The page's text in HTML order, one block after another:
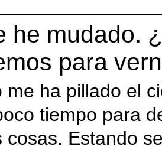
he mudado.
para
me ha pillado el
tiempo para
cosas. Estando